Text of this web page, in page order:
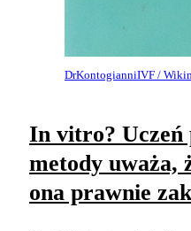
DrKontogianniIVF /
In vitro? Uczeń
metody uważa,
ona prawnie